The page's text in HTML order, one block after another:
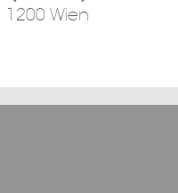
1200 Wien